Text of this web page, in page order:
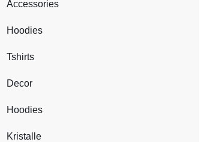
Accessories
Hoodies
Tshirts
Decor
Hoodies
Kristalle